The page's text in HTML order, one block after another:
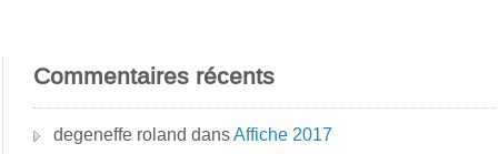
Commentaires récents
degeneffe roland dansAffiche 2017